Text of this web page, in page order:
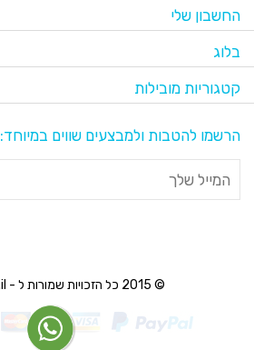
החשבון שלי
בלוג
קטגוריות מובילות
הרשמו להטבות ולמבצעים שווים במיוחד:
© 2015 כל הזכויות שמורות ל - sweety.co.il